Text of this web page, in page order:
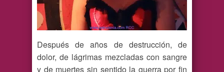
Después de años de destrucción, de
dolor, de lágrimas mezcladas con sangre
y de muertes sin sentido la guerra por fin